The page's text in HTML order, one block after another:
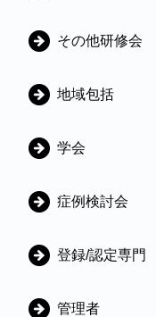
ゴ
その他研修会
地域包括
学会
症例検討会
登録/認定専門
管理者